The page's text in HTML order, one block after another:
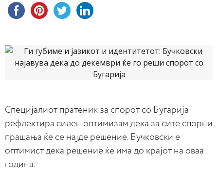
Специјалиот пратеник за спорот со Бугарија
рефлектира силен оптимизам дека за сите спорни
прашања ќе се најде решение. Бучковски е
оптимист дека решение ќе има до крајот на оваа
година.